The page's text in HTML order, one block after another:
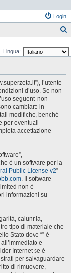
Login
Lingua:
l’utente
d’uso. Se non
seguenti non
cambiare in
modifiche, benché
per eventuali
accettazione
è un software per la
Public License v2”
. Il software
non è
informazioni su
calunnia,
tipo di materiale che
Stato dove “” è
e
Internet se è
per salvaguardare
di rimuovere,